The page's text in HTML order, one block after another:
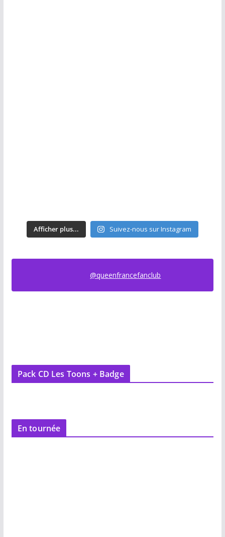
Afficher plus... Suivez-nous sur Instagram
@queenfrancefanclub
Pack CD Les Toons + Badge
En tournée